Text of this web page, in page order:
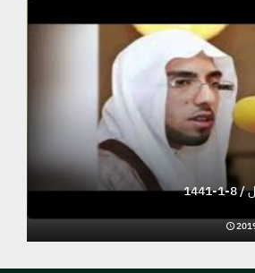
الشيخ امجد الأحمد
عين على وسائل التواصل / 8-1-1441